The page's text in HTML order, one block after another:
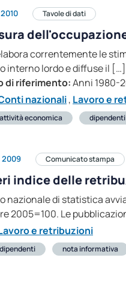
Tavole di dati
correntemente le
interno lordo e diffuse il […]
di riferimento:Anni 1980-
nazionali, Lavoro e
attività economica dipendenti
2009 Comunicato stampa
indice delle
nazionale di statistica
2005=100. Le
e retribuzioni
dipendenti nota informativa